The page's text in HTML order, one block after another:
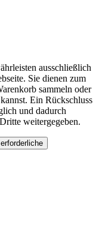
ausschließlich
Sie dienen zum
sammeln oder
Ein Rückschluss
und dadurch
weitergegeben.
erforderliche